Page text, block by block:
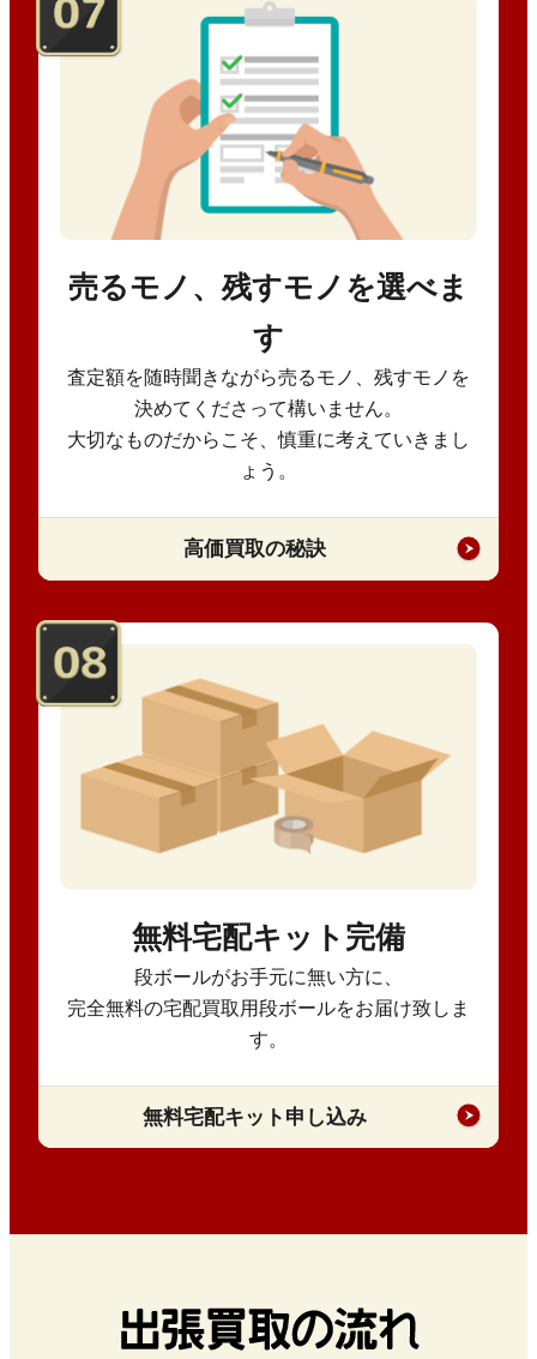
売るモノ、残すモノを選べま
す
査定額を随時聞きながら売るモノ、残すモノを
決めてくださって構いません。
大切なものだからこそ、慎重に考えていきまし
ょう。
高価買取の秘訣
無料宅配キット完備
段ボールがお手元に無い方に、
完全無料の宅配買取用段ボールをお届け致しま
す。
無料宅配キット申し込み